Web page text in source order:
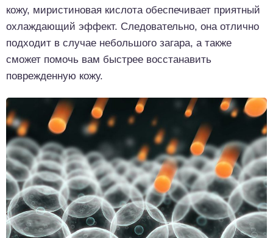
кожу, миристиновая кислота обеспечивает приятный
охлаждающий эффект. Следовательно, она отлично
подходит в случае небольшого загара, а также
сможет помочь вам быстрее восстанавить
поврежденную кожу.